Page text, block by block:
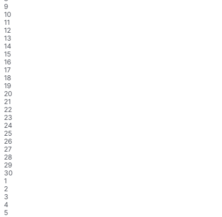
9
10
11
12
13
14
15
16
17
18
19
20
21
22
23
24
25
26
27
28
29
30
1
2
3
4
5